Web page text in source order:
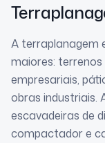
A terraplanagem
maiores:
empresariais,
obras industriais.
escavadeiras de
compactador e